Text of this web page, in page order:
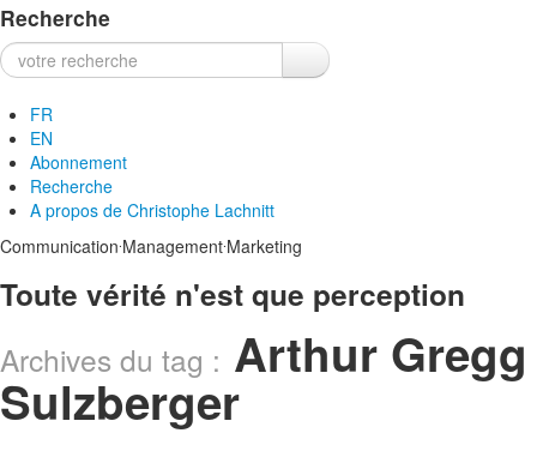
Recherche
Recherche :
FR
EN
Abonnement
Recherche
A propos de Christophe Lachnitt
Communication Management Marketing
Toute vérité n'est que perception
Archives du tag : Arthur Gregg
Sulzberger